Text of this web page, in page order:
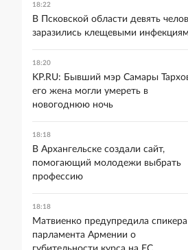
18:22
В Псковской области девять
заразились клещевыми
18:20
KP.RU: Бывший мэр Самары
его жена могли умереть в
новогоднюю ночь
18:18
В Архангельске создали сайт,
помогающий молодежи выбрать
профессию
18:18
Матвиенко предупредила спикера
парламента Армении о